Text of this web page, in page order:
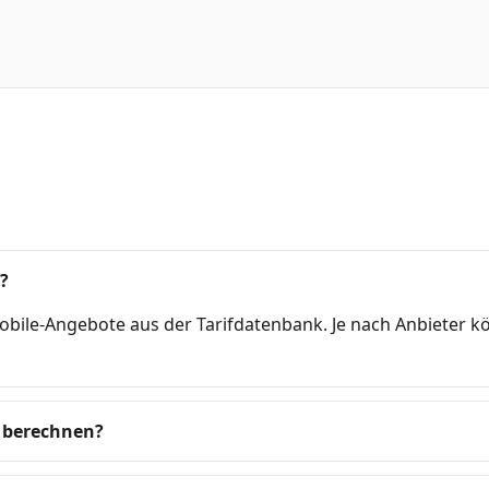
Angebote aus der Tarifdatenbank. Je nach Anbieter